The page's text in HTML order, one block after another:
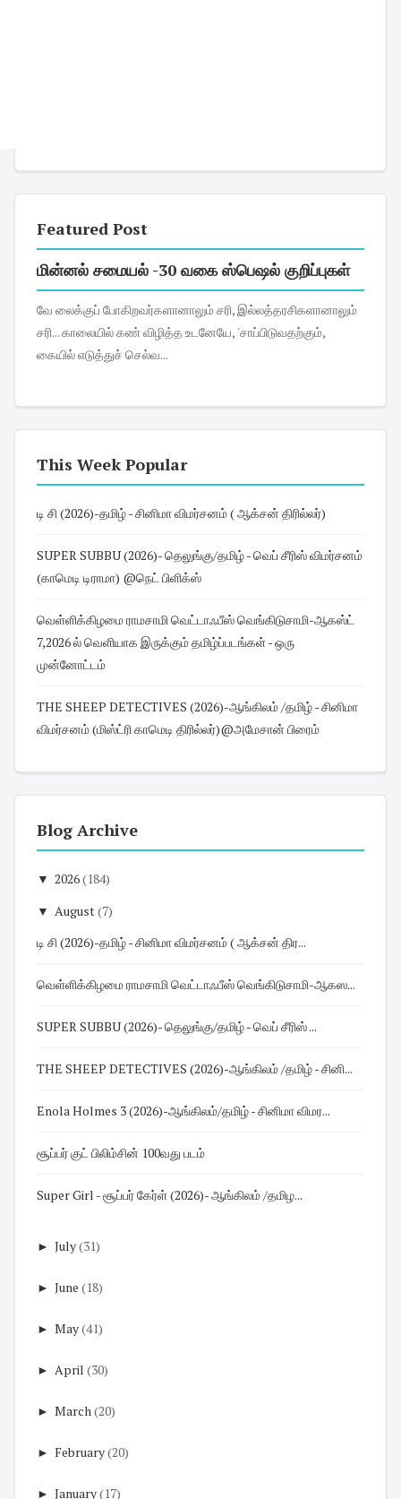
Featured Post
மின்னல் சமையல் -30 வகை ஸ்பெஷல் குறிப்புகள்
வே லைக்குப் போகிறவர்களானாலும் சரி, இல்லத்தரசிகளானாலும்
சரி... காலையில் கண் விழித்த உடனேயே, 'சாப்பிடுவதற்கும்,
கையில் எடுத்துச் செல்வ...
This Week Popular
டி சி (2026)-தமிழ் - சினிமா விமர்சனம் ( ஆக்சன் திரில்லர்)
SUPER SUBBU (2026)- தெலுங்கு/தமிழ் - வெப் சீரிஸ் விமர்சனம்
(காமெடி டிராமா) @நெட் பிளிக்ஸ்
வெள்ளிக்கிழமை ராமசாமி வெட்டாஃபீஸ் வெங்கிடுசாமி-ஆகஸ்ட்
7,2026 ல் வெளியாக இருக்கும் தமிழ்ப்படங்கள் - ஒரு
முன்னோட்டம்
THE SHEEP DETECTIVES (2026)-ஆங்கிலம் /தமிழ் - சினிமா
விமர்சனம் (மிஸ்ட்ரி காமெடி திரில்லர்)@அமேசான் பிரைம்
Blog Archive
▼ 2026(184)
▼ August(7)
டி சி (2026)-தமிழ் - சினிமா விமர்சனம் ( ஆக்சன் திர...
வெள்ளிக்கிழமை ராமசாமி வெட்டாஃபீஸ் வெங்கிடுசாமி-ஆகஸ...
SUPER SUBBU (2026)- தெலுங்கு/தமிழ் - வெப் சீரிஸ் ...
THE SHEEP DETECTIVES (2026)-ஆங்கிலம் /தமிழ் - சினி...
Enola Holmes 3 (2026)-ஆங்கிலம்/தமிழ் - சினிமா விமர...
சூப்பர் குட் பிலிம்சின் 100வது படம்
Super Girl - சூப்பர் கேர்ள் (2026)- ஆங்கிலம் /தமிழ...
► July(31)
► June (18)
► May(41)
► April (30)
► March (20)
► February(20)
► January(17)